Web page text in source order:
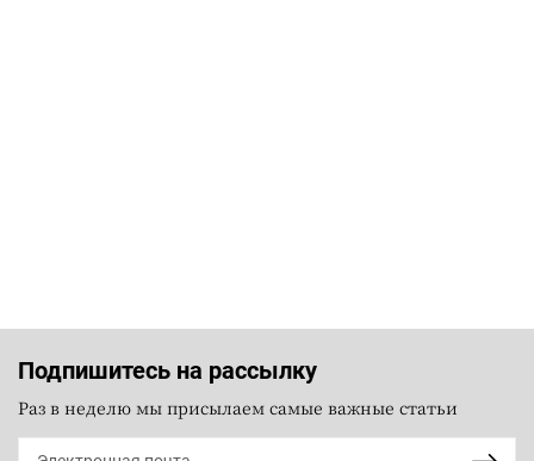
Подпишитесь на рассылку
Раз в неделю мы присылаем самые важные статьи